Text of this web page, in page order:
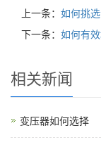
上一条： 如何挑
下一条： 如何有
相关新闻
变压器如何选择